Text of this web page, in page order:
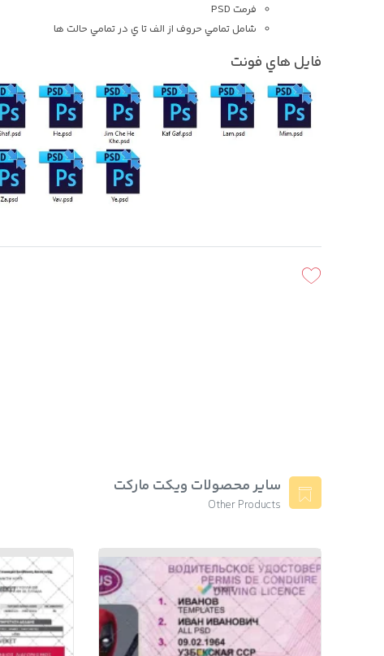
فرمت PSD
شامل تمامي حروف از الف تا ي در تمامي حالت ها
فايل هاي فونت
سایر محصولات ویکت مارکت
Other Products